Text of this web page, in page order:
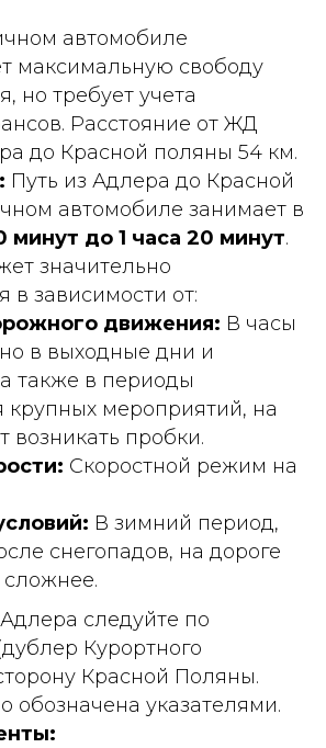
автомобиле
максимальную свободу
но требует учета
Расстояние от ЖД
до Красной поляны 54 км.
Путь из Адлера до Красной
автомобиле занимает в
минут до 1 часа 20 минут.
значительно
в зависимости от:
движения: В часы
в выходные дни и
также в периоды
крупных мероприятий, на
возникать пробки.
Скоростной режим на
В зимний период,
снегопадов, на дороге
следуйте по
Курортного
Красной Поляны.
обозначена указателями.